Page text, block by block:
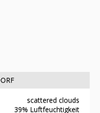
scattered clouds
39% Luftfeuchtigkeit